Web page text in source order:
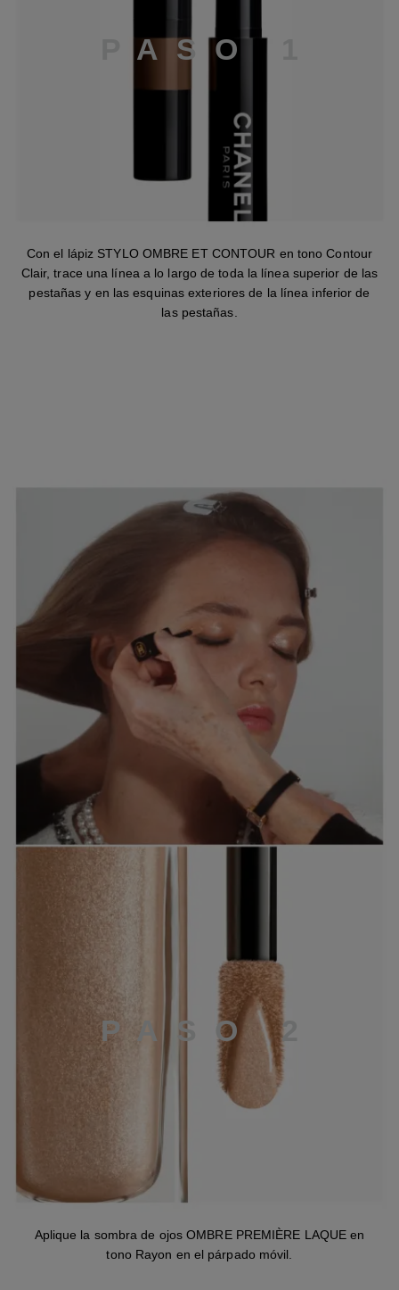
ASO
Con el lápiz STYLO OMBRE ET CONTOUR en tono Contour
Clair, trace una línea a lo largo de toda la línea superior de las
pestañas y en las esquinas exteriores de la línea inferior de
las pestañas.
P A S O 2
Aplique la sombra de ojos OMBRE PREMIÈRE LAQUE en
tono Rayon en el párpado móvil.